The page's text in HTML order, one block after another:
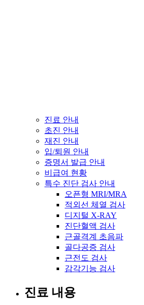
진료 안내
초진 안내
재진 안내
입/퇴원 안내
증명서 발급 안내
비급여 현황
특수 진단 검사 안내
오픈형 MRI/MRA
적외선 체열 검사
디지털 X-RAY
진단혈액 검사
근골격계 초음파
골다공증 검사
근전도 검사
감각기능 검사
진료 내용